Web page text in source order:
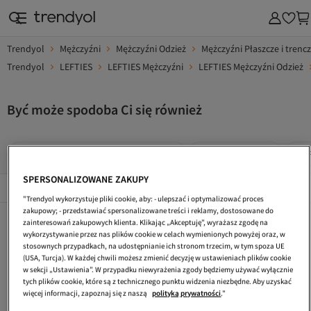
Trendyol Mężczyźni Mężczyźni Odzież
Mężczyźni Płaszcze i
Trendyol
LEFTIES LEFTIES Mężczyźni LEFTIES Mężczyźni Odzież
Być może spodoba Ci się również
Popularne Marki
LEFTIES Mężczyźni Szaliki LEFTIES Mężczyźni Majtki
LEFTIES Beżowy Płaszcze I Trencze
LEFTIES Mężczyźni Dżinsy
LEFTIES Kobiety Płaszcze
LEFTIES Niebieski Płaszcze I Trencze
LEFTIES Mężczyźni Kurtki
LEFTIES Dzieci Płaszcze I Kurtki
LEFTIES Mężczyźni Płaszcze I KurtkiLEFTIES Dzieci Płaszcze
SPERSONALIZOWANE ZAKUPY
"Trendyol wykorzystuje pliki cookie, aby: - ulepszać i optymalizować proces
zakupowy; - przedstawiać spersonalizowane treści i reklamy, dostosowane do
zainteresowań zakupowych klienta. Klikając „Akceptuję”, wyrażasz zgodę na
wykorzystywanie przez nas plików cookie w celach wymienionych powyżej oraz, w
stosownych przypadkach, na udostępnianie ich stronom trzecim, w tym spoza UE
(USA, Turcja). W każdej chwili możesz zmienić decyzję w ustawieniach plików cookie
w sekcji „Ustawienia”. W przypadku niewyrażenia zgody będziemy używać wyłącznie
tych plików cookie, które są z technicznego punktu widzenia niezbędne. Aby uzyskać
więcej informacji, zapoznaj się z naszą
polityką prywatności."